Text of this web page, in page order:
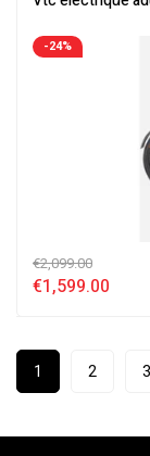
-24%
€2,099.00
€1,599.00
1 2 3